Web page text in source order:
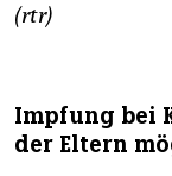
(rtr)
Impfung bei
der Eltern